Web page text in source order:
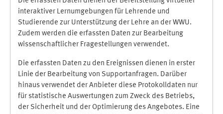
interaktiver Lernumgebungen für Lehrende und
Studierende zur Unterstützung der Lehre an der WWU.
Zudem werden die erfassten Daten zur Bearbeitung
wissenschaftlicher Fragestellungen verwendet.
Die erfassten Daten zu den Ereignissen dienen in erster
Linie der Bearbeitung von Supportanfragen. Darüber
hinaus verwendet der Anbieter diese Protokolldaten nur
für statistische Auswertungen zum Zweck des Betriebs,
der Sicherheit und der Optimierung des Angebotes. Eine